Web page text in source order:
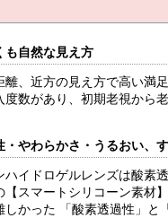
も自然な見え方
離、近方の見え方で高い満
度数があり、初期老視から
・やわらかさ・うるおい、
ハイドロゲルレンズは酸素
【スマートシリコーン素材
しかった 「酸素透過性」と